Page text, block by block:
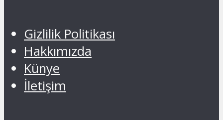
Gizlilik Politikası
Hakkımızda
Künye
İletişim